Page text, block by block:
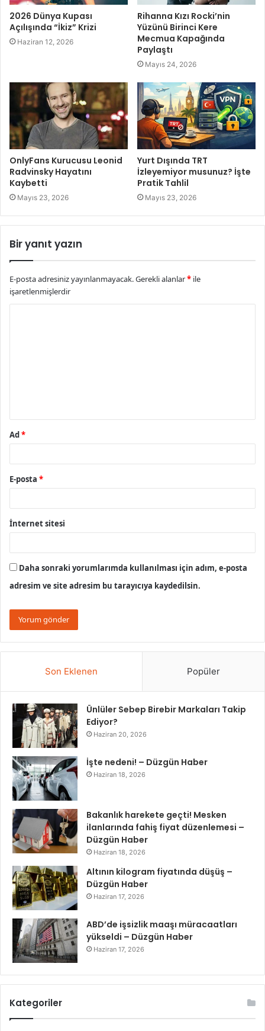
2026 Dünya Kupası
Açılışında “İkiz” Krizi
Haziran 12, 2026
Rihanna Kızı Rocki’nin
Yüzünü Birinci Kere
Mecmua Kapağında
Paylaştı
Mayıs 24, 2026
OnlyFans Kurucusu Leonid
Radvinsky Hayatını
Kaybetti
Mayıs 23, 2026
Yurt Dışında TRT
İzleyemiyor musunuz? İşte
Pratik Tahlil
Mayıs 23, 2026
Bir yanıt yazın
E-posta adresiniz yayınlanmayacak.Gerekli alanlar* ile
işaretlenmişlerdir
Ad*
E-posta *
İnternet sitesi
Daha sonraki yorumlarımda kullanılması için adım, e-posta
adresim ve site adresim bu tarayıcıya kaydedilsin.
Son Eklenen Popüler
Ünlüler Sebep Birebir Markaları Takip
Ediyor?
Haziran 20, 2026
İşte nedeni! – Düzgün Haber
Haziran 18, 2026
Bakanlık harekete geçti! Mesken
ilanlarında fahiş fiyat düzenlemesi –
Düzgün Haber
Haziran 18, 2026
Altının kilogram fiyatında düşüş –
Düzgün Haber
Haziran 17, 2026
ABD’de işsizlik maaşı müracaatları
yükseldi – Düzgün Haber
Haziran 17, 2026
Kategoriler